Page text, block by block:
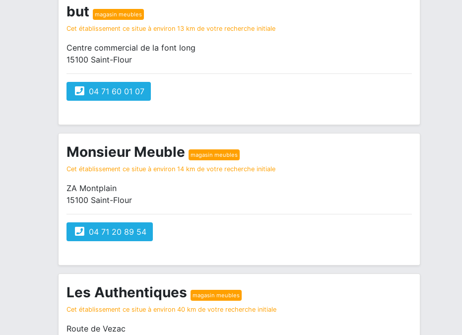
but magasin meubles
Cet établissement ce situe à environ 13 km de votre recherche initiale
Centre commercial de la font long
15100 Saint-Flour
04 71 60 01 07
Monsieur Meuble magasin meubles
Cet établissement ce situe à environ 14 km de votre recherche initiale
ZA Montplain
15100 Saint-Flour
04 71 20 89 54
Les Authentiques magasin meubles
Cet établissement ce situe à environ 40 km de votre recherche initiale
Route de Vezac